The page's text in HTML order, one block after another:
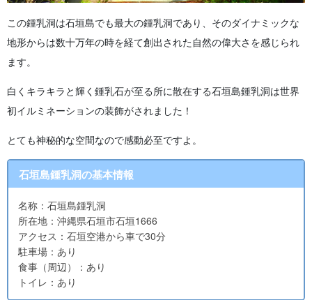
この鍾乳洞は石垣島でも最大の鍾乳洞であり、そのダイナミックな
地形からは数十万年の時を経て創出された自然の偉大さを感じられ
ます。
白くキラキラと輝く鍾乳石が至る所に散在する石垣島鍾乳洞は世界
初イルミネーションの装飾がされました！
とても神秘的な空間なので感動必至ですよ。
石垣島鍾乳洞の基本情報
名称：石垣島鍾乳洞
所在地：沖縄県石垣市石垣1666
アクセス：石垣空港から車で30分
駐車場：あり
食事（周辺）：あり
トイレ：あり